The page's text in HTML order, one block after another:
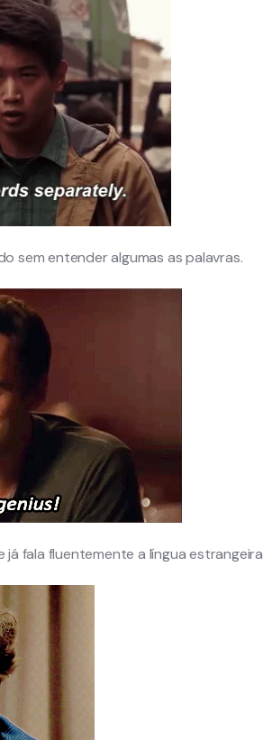
sem entender algumas as palavras.
fala fluentemente a língua estrangeira